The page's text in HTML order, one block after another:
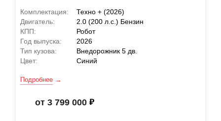
Комплектация:
Техно + (2026)
Двигатель:
2.0 (200 л.с.) Бензин
КПП:
Робот
Год выпуска:
2026
Тип кузова:
Внедорожник 5 дв.
Цвет:
Синий
Подробнее
от 3 799 000